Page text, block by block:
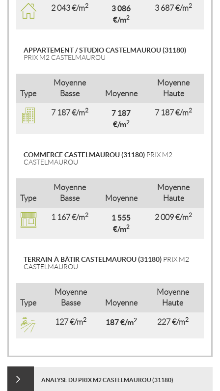
2 043 €/m2
3 086
€/m2
3 687 €/m2
APPARTEMENT / STUDIO CASTELMAUROU (31180)
PRIX M2 CASTELMAUROU
Type
Moyenne
Basse
Moyenne
Moyenne
Haute
7 187 €/m2
7 187
€/m2
7 187 €/m2
COMMERCE CASTELMAUROU (31180) PRIX M2
CASTELMAUROU
Type
Moyenne
Basse
Moyenne
Moyenne
Haute
1 167 €/m2
1 555
€/m2
2 009 €/m2
TERRAIN À BÂTIR CASTELMAUROU (31180) PRIX M2
CASTELMAUROU
Type
Moyenne
Basse
Moyenne
Moyenne
Haute
127 €/m2 187 €/m2 227 €/m2
ANALYSE DU PRIX M2 CASTELMAUROU (31180)